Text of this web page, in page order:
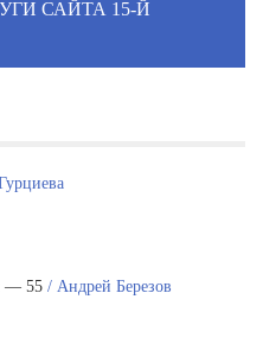
САЙТА 15-Й
— 55 / Андрей Березов